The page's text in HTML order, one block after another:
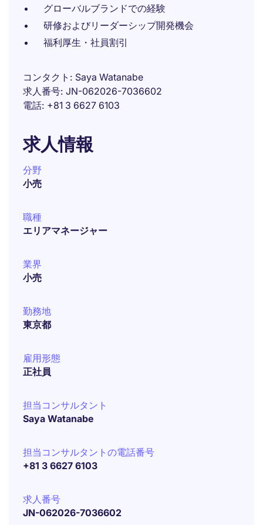
グローバルブランドでの経験
研修およびリーダーシップ開発機会
福利厚生・社員割引
コンタクト
Saya Watanabe
求人番号 JN-062026-7036602
電話 +81 3 6627 6103
求人情報
分野
小売
職種
エリアマネージャー
業界
小売
勤務地
東京都
雇用形態
正社員
担当コンサルタント
Saya Watanabe
担当コンサルタントの電話番号
+81 3 6627 6103
求人番号
JN-062026-7036602